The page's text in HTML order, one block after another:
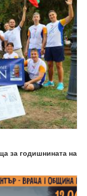
за годишнината на